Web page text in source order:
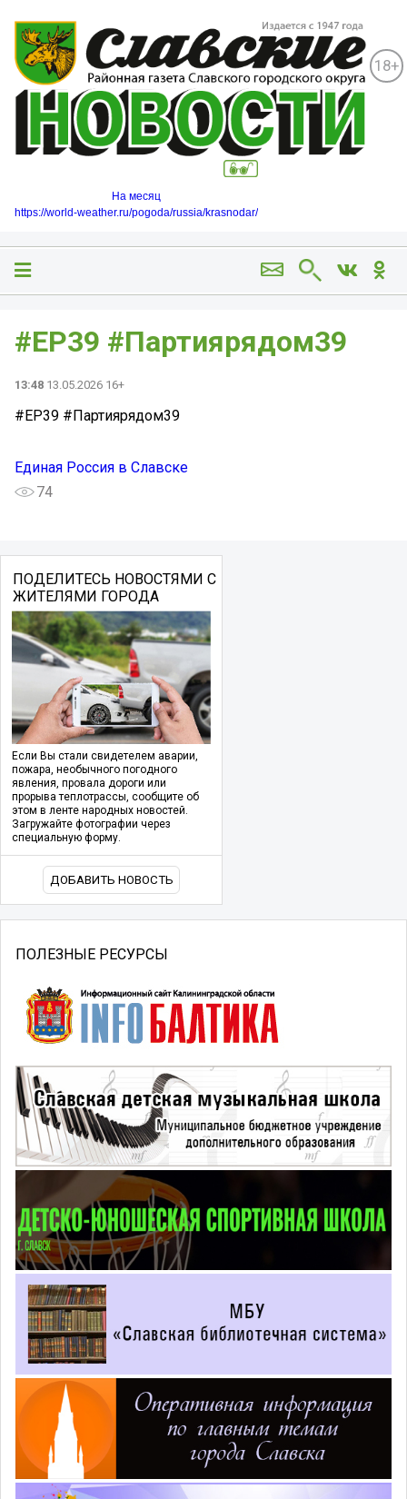
18+
На месяц
https://world-weather.ru/pogoda/russia/krasnodar/
#ЕР39 #Партиярядом39
13:48 13.05.2026 16+
#ЕР39 #Партиярядом39
Единая Россия в Славске
74
ПОДЕЛИТЕСЬ НОВОСТЯМИ С
ЖИТЕЛЯМИ ГОРОДА
Если Вы стали свидетелем аварии,
пожара, необычного погодного
явления, провала дороги или
прорыва теплотрассы, сообщите об
этом в ленте народных новостей.
Загружайте фотографии через
специальную форму.
ДОБАВИТЬ НОВОСТЬ
ПОЛЕЗНЫЕ РЕСУРСЫ